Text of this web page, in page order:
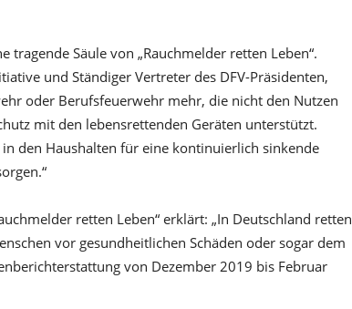
tragende Säule von „Rauchmelder retten Leben“.
und Ständiger Vertreter des DFV-Präsidenten,
oder Berufsfeuerwehr mehr, die nicht den Nutzen
mit den lebensrettenden Geräten unterstützt.
den Haushalten für eine kontinuierlich sinkende
retten Leben“ erklärt: „In Deutschland retten
vor gesundheitlichen Schäden oder sogar dem
von Dezember 2019 bis Februar